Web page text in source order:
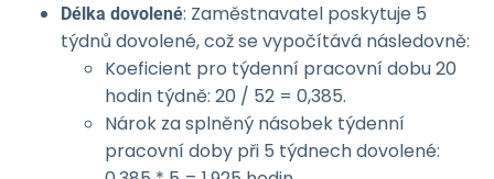
Délka dovolené: Zaměstnavatel poskytuje 5
týdnů dovolené, což se vypočítává následovně:
Koeficient pro týdenní pracovní dobu 20
hodin týdně: 20 / 52 = 0,385.
Nárok za splněný násobek týdenní
pracovní doby při 5 týdnech dovolené: